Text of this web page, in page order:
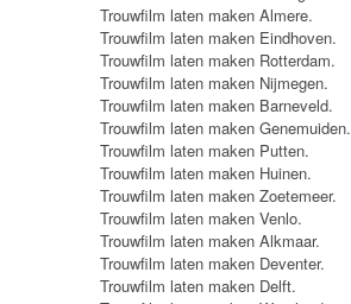
Trouwfilm laten maken Almere.
Trouwfilm laten maken Eindhoven.
Trouwfilm laten maken Rotterdam.
Trouwfilm laten maken Nijmegen.
Trouwfilm laten maken Barneveld.
Trouwfilm laten maken Genemuiden.
Trouwfilm laten maken Putten.
Trouwfilm laten maken Huinen.
Trouwfilm laten maken Zoetemeer.
Trouwfilm laten maken Venlo.
Trouwfilm laten maken Alkmaar.
Trouwfilm laten maken Deventer.
Trouwfilm laten maken Delft.